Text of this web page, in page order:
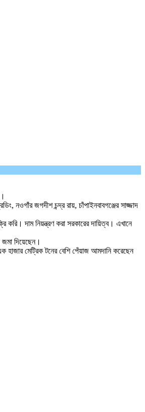
নওগাঁর জগদীশ চন্দ্র রায়, চাঁপাইনবাবগঞ্জের সাজ্জাদ
করি। দাম নিয়ন্ত্রণ করা সরকারের দায়িত্ব। এখানে
দিয়েছেন।
মেট্রিক টনের বেশি পেঁয়াজ আমদানি করেছেন